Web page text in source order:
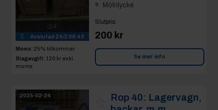
4
Avslutad 24/2 09:43
Moms: 25% tillkommer
Slagavgift: 120 kr exkl.
moms
Mölnlycke
Slutpris:
200 kr
Se mer info
2025-02-24 Rop 40: Lagervagn,